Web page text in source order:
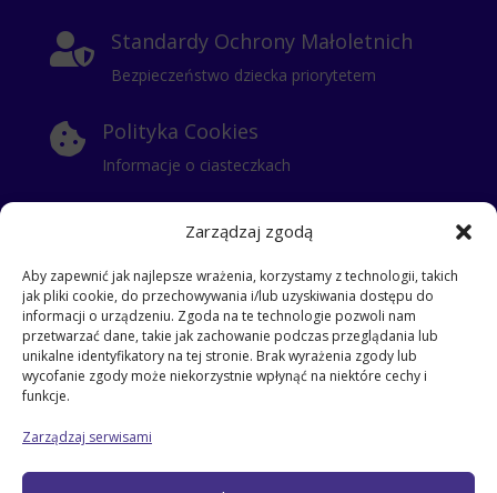
Zarządzaj zgodą
Aby zapewnić jak najlepsze wrażenia, korzystamy z technologii, takich
jak pliki cookie, do przechowywania i/lub uzyskiwania dostępu do
informacji o urządzeniu. Zgoda na te technologie pozwoli nam
przetwarzać dane, takie jak zachowanie podczas przeglądania lub
unikalne identyfikatory na tej stronie. Brak wyrażenia zgody lub
wycofanie zgody może niekorzystnie wpłynąć na niektóre cechy i
funkcje.
Zarządzaj serwisami
 Standardy Ochrony Małoletnich
Bezpieczeństwo dziecka priorytetem
 Polityka Cookies
Informacje o ciasteczkach
Polityka Prywatności
i RODO
klauzula dla stażysty
klauzula dla kontrahentów
klauzula dla pracowników
klauzula dla zatrudnionych na umowe zlecenie